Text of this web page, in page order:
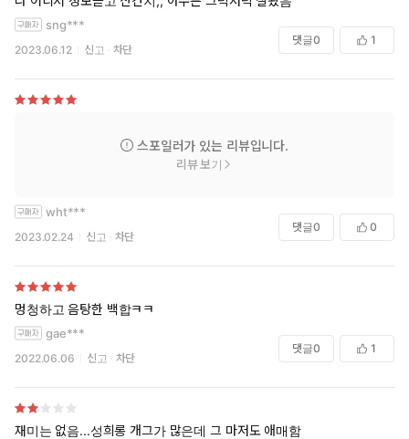
sng***
2023.06.12 신고 차단
댓글0 1
스포일러가 있는 리뷰입니다.
리뷰 보기
wht***
2023.02.24 신고 차단
댓글0 0
멍청하고 음탕한 백합ㅋㅋ
gae***
2022.06.06 신고 차단
댓글0 1
재미는 없음...성희롱 개그가 많은데 그 마저도 애매함